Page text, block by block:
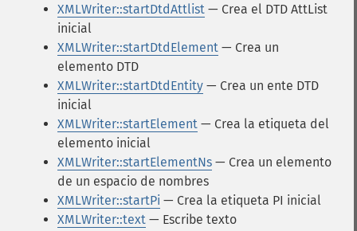
XMLWriter::startDtdAttlist — Crea el DTD AttList
inicial
XMLWriter::startDtdElement — Crea un
elemento DTD
XMLWriter::startDtdEntity — Crea un ente DTD
inicial
XMLWriter::startElement — Crea la etiqueta del
elemento inicial
XMLWriter::startElementNs — Crea un elemento
de un espacio de nombres
XMLWriter::startPi — Crea la etiqueta PI inicial
XMLWriter::text — Escribe texto